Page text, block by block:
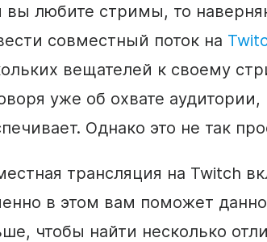
вы любите стримы, то
совместный поток на
вещателей к своему
уже об охвате
Однако это не так
трансляция на Twitch
в этом вам поможет
чтобы найти несколько